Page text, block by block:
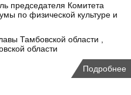
председателя Комитета
по физической культуре и
Тамбовской области ,
области
Подробнее